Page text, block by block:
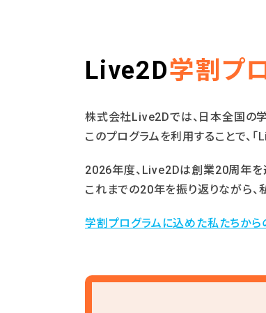
Live2D学割プ
株式会社Live2Dでは、日本全国の
このプログラムを利⽤することで
2026年度、Live2Dは創業20周年を
これまでの20年を振り返りながら、
学割プログラムに込めた私たちから